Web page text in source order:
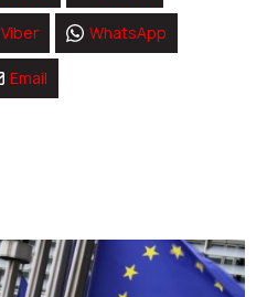
Viber WhatsApp
Email